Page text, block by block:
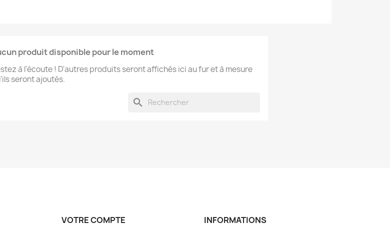
produit disponible pour le moment
à l'écoute ! D'autres produits seront affichés ici au fur et à mesure
seront ajoutés.
search
VOTRE COMPTE INFORMATIONS